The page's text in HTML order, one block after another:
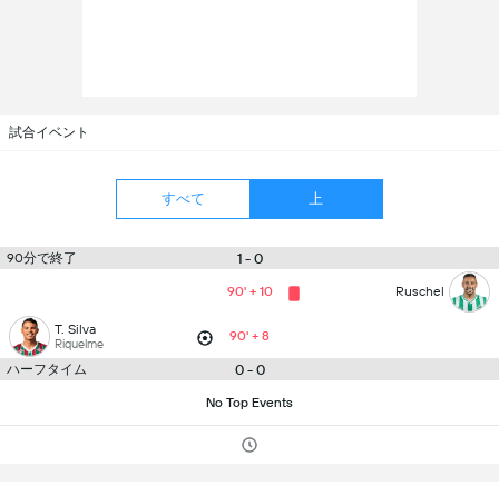
試合イベント
すべて 上
90分で終了 1 - 0
90' + 10 Ruschel
T. Silva
Riquelme 90' + 8
ハーフタイム 0 - 0
No Top Events